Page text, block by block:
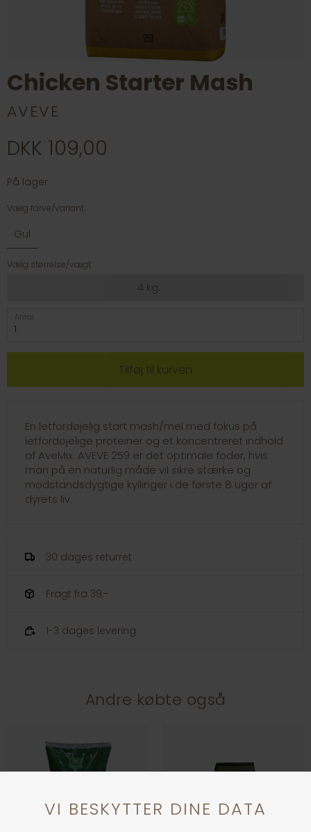
Chicken Starter Mash
AVEVE
DKK 109,00
På lager
Vælg farve/variant:
Gul
Vælg størrelse/vægt:
4 kg.
Antal
En letfordøjelig start mash/mel med fokus på
letfordøjelige proteiner og et koncentreret indhold
af AveMix. AVEVE 259 er det optimale foder, hvis
man på en naturlig måde vil sikre stærke og
modstandsdygtige kyllinger i de første 8 uger af
dyrets liv.
30 dages returret
Fragt fra 39,-
1-3 dages levering
Andre købte også